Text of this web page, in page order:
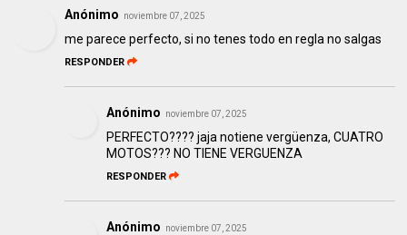
Anónimo noviembre 07, 2025
me parece perfecto, si no tenes todo en regla no salgas
RESPONDER
Anónimo noviembre 07, 2025
PERFECTO???? jaja notiene vergüenza, CUATRO
MOTOS??? NO TIENE VERGUENZA
RESPONDER
Anónimo noviembre 07, 2025